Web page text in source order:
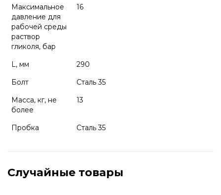
Максимальное
давление для
рабочей среды
раствор
гликоля, бар
16
L, мм
290
Болт
Сталь 35
Масса, кг, не
более
13
Пробка Сталь 35
Случайные товары